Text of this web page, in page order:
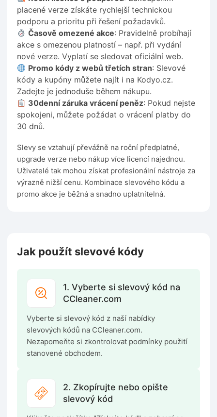
placené verze získáte rychlejší technickou
podporu a prioritu při řešení požadavků.
Časově omezené akce: Pravidelně probíhají
akce s omezenou platností – např. při vydání
nové verze. Vyplatí se sledovat oficiální web.
Promo kódy z webů třetích stran: Slevové
kódy a kupóny můžete najít i na Kodyo.cz.
Zadejte je jednoduše během nákupu.
30denní záruka vrácení peněz: Pokud nejste
spokojeni, můžete požádat o vrácení platby do
30 dnů.
Slevy se vztahují převážně na roční předplatné,
upgrade verze nebo nákup více licencí najednou.
Uživatelé tak mohou získat profesionální nástroje za
výrazně nižší cenu. Kombinace slevového kódu a
promo akce je běžná a snadno uplatnitelná.
Jak použít slevové kódy
1. Vyberte si slevový kód na
CCleaner.com
Vyberte si slevový kód z naší nabídky
slevových kódů na CCleaner.com.
Nezapomeňte si zkontrolovat podmínky použití
stanovené obchodem.
2. Zkopírujte nebo opište
slevový kód